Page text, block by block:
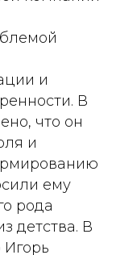
и
В
что он
и
ему
рода
детства. В
Игорь